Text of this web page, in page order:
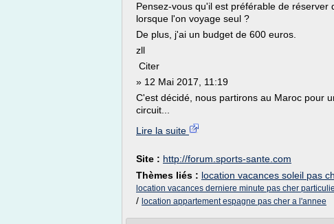
Pensez-vous qu'il est préférable de
lorsque l'on voyage seul ?
De plus, j'ai un budget de 600 euros.
zll
Citer
» 12 Mai 2017, 11:19
C'est décidé, nous partirons au Maroc pour
circuit...
Lire la suite
Site : http://forum.sports-sante.com
Thèmes liés : location vacances soleil pas
location vacances derniere minute pas cher
/ location appartement espagne pas cher a l'annee